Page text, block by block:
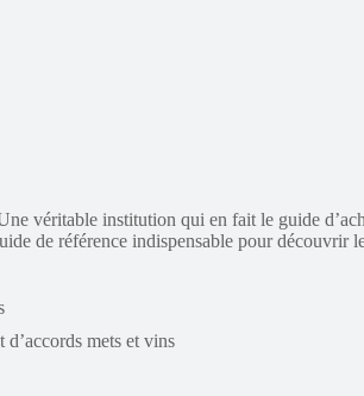
véritable institution qui en fait le guide
de référence indispensable pour découvrir
mets et vins